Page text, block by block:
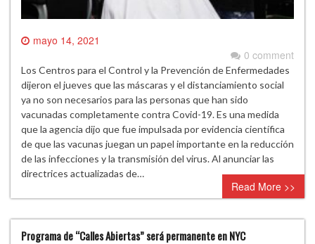
mayo 14, 2021
0 comment
Los Centros para el Control y la Prevención de Enfermedades
dijeron el jueves que las máscaras y el distanciamiento social
ya no son necesarios para las personas que han sido
vacunadas completamente contra Covid-19. Es una medida
que la agencia dijo que fue impulsada por evidencia científica
de que las vacunas juegan un papel importante en la reducción
de las infecciones y la transmisión del virus. Al anunciar las
directrices actualizadas de…
Read More >>
Programa de “Calles Abiertas” será permanente en NYC